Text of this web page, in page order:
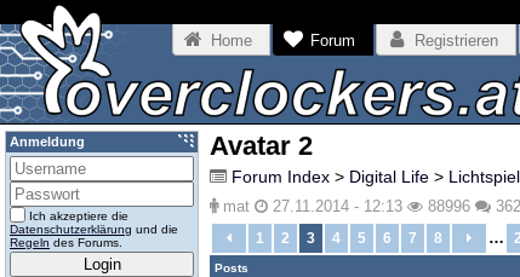
Home Forum Registrieren
Avatar 2
Forum Index > Digital Life >
mat 27.11.2014 - 12:13 88996 362
1 2 3 4 5 6 7 8 …
Posts
Anmeldung
Ich akzeptiere die
Datenschutzerklärung und die
Regeln des Forums.